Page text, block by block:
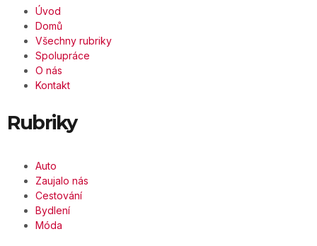
Úvod
Domů
Všechny rubriky
Spolupráce
O nás
Kontakt
Rubriky
Auto
Zaujalo nás
Cestování
Bydlení
Móda